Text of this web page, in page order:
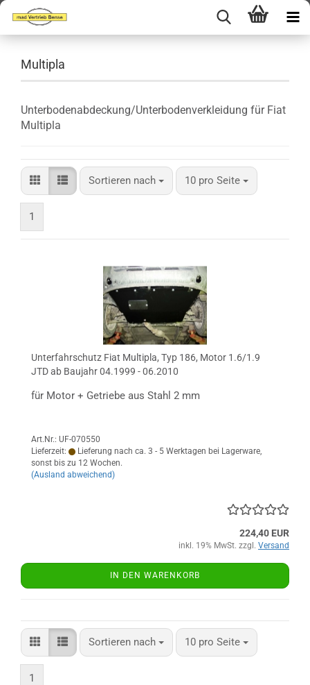
Multipla
Unterbodenabdeckung/Unterbodenverkleidung für Fiat
Multipla
Sortieren nach
Sortieren nach 10 pro Seite
pro Seite
1
Unterfahrschutz Fiat Multipla, Typ 186, Motor 1.6/1.9
JTD ab Baujahr 04.1999 - 06.2010
für Motor + Getriebe aus Stahl 2 mm
Art.Nr.: UF-070550
Lieferzeit:
Lieferung nach ca. 3 - 5 Werktagen bei Lagerware,
sonst bis zu 12 Wochen.
(Ausland abweichend)
224,40 EUR
inkl. 19% MwSt. zzgl. Versand
IN DEN WARENKORB
Sortieren nach
Sortieren nach 10 pro Seite
pro Seite
1